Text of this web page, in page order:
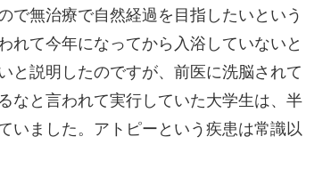
で無治療で自然経過を目指したいという
れて今年になってから入浴していないと
と説明したのですが、前医に洗脳されて
なと言われて実行していた大学生は、半
いました。アトピーという疾患は常識以